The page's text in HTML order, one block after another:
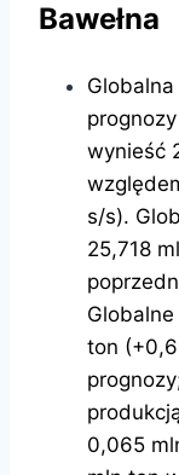
Bawełna
wynieść
s/s).
25,718
ton
0,065